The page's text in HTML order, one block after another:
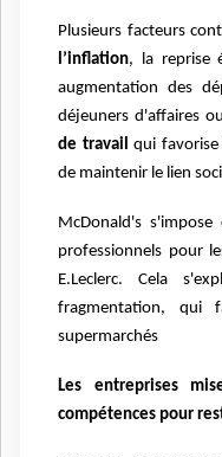
Plusieurs facteurs
l’inflation, la reprise
augmentation des
déjeuners d'affaires
de travailqui favorise
de maintenir le lien
McDonald's
professionnels pour
E.Leclerc. Cela
fragmentation, qui
supermarchés
Les entreprises
compétences pour